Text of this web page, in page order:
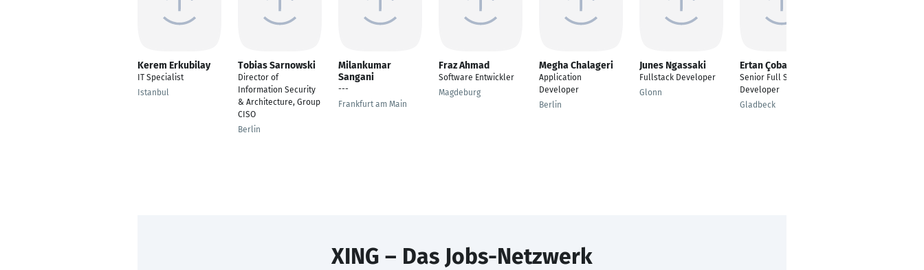
Kerem Erkubilay
IT Specialist
Istanbul
Tobias Sarnowski
Director of
Information Security
& Architecture, Group
CISO
Berlin
Milankumar
Sangani
---
Frankfurt am Main
Fraz Ahmad
Software Entwickler
Magdeburg
Megha Chalageri
Application
Developer
Berlin
Junes Ngassaki
Fullstack Developer
Glonn
Ertan Çoban
Senior Full Stack
Developer
Gladbeck
XING – Das Jobs-Netzwerk